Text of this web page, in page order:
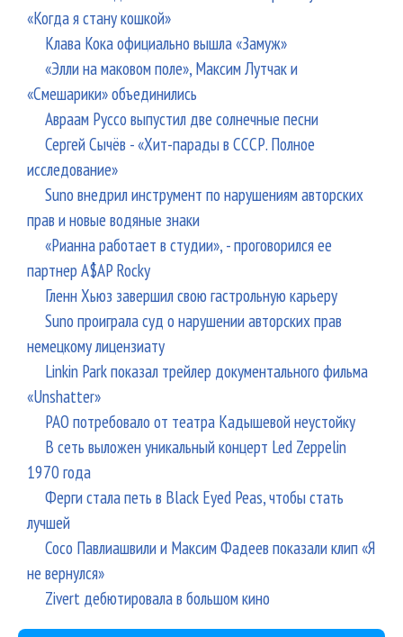
«Когда я стану кошкой»
Клава Кока официально вышла «Замуж»
«Элли на маковом поле», Максим Лутчак и
«Смешарики» объединились
Авраам Руссо выпустил две солнечные песни
Сергей Сычёв - «Хит-парады в СССР. Полное
исследование»
Suno внедрил инструмент по нарушениям авторских
прав и новые водяные знаки
«Рианна работает в студии», - проговорился ее
партнер A$AP Rocky
Гленн Хьюз завершил свою гастрольную карьеру
Suno проиграла суд о нарушении авторских прав
немецкому лицензиату
Linkin Park показал трейлер документального фильма
«Unshatter»
РАО потребовало от театра Кадышевой неустойку
В сеть выложен уникальный концерт Led Zeppelin
1970 года
Ферги стала петь в Black Eyed Peas, чтобы стать
лучшей
Сосо Павлиашвили и Максим Фадеев показали клип «Я
не вернулся»
Zivert дебютировала в большом кино